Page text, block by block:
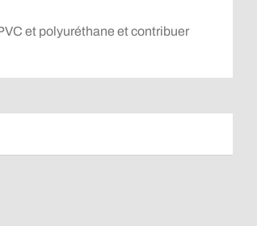
et polyuréthane et contribuer